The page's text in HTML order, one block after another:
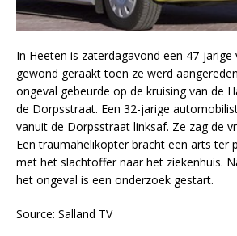
In Heeten is zaterdagavond een 47-
gewond geraakt toen ze werd
ongeval gebeurde op de kruising van de
de Dorpsstraat. Een 32-jarige
vanuit de Dorpsstraat linksaf. Ze zag de
Een traumahelikopter bracht een arts ter
met het slachtoffer naar het ziekenhuis.
het ongeval is een onderzoek gestart.
Source: Salland TV